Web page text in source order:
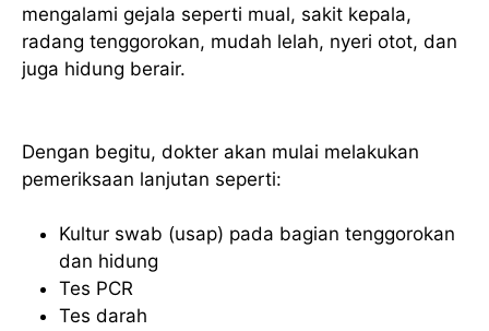
mengalami gejala seperti mual, sakit kepala,
radang tenggorokan, mudah lelah, nyeri otot, dan
juga hidung berair.
Dengan begitu, dokter akan mulai melakukan
pemeriksaan lanjutan seperti:
Kultur swab (usap) pada bagian tenggorokan
dan hidung
Tes PCR
Tes darah